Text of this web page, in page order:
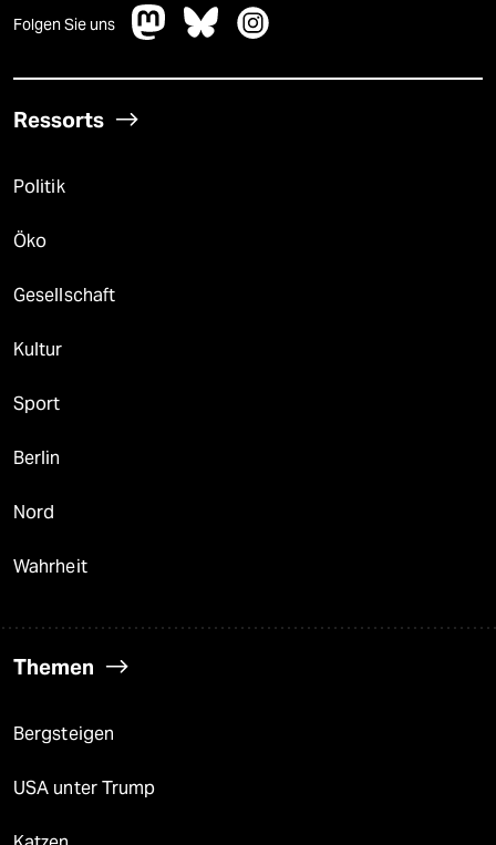
Folgen Sie uns
Ressorts
Politik
Öko
Gesellschaft
Kultur
Sport
Berlin
Nord
Wahrheit
Themen
Bergsteigen
USA unter Trump